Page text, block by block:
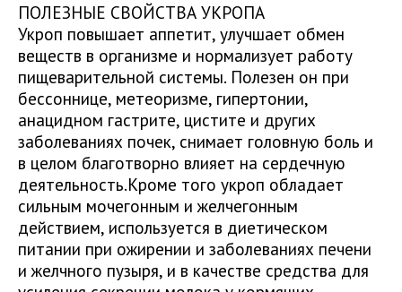
ПОЛЕЗНЫЕ СВОЙСТВА УКРОПА
Укроп повышает аппетит, улучшает обмен
веществ в организме и нормализует работу
пищеварительной системы. Полезен он при
бессоннице, метеоризме, гипертонии,
анацидном гастрите, цистите и других
заболеваниях почек, снимает головную боль и
в целом благотворно влияет на сердечную
деятельность.Кроме того укроп обладает
сильным мочегонным и желчегонным
действием, используется в диетическом
питании при ожирении и заболеваниях печени
и желчного пузыря, и в качестве средства для